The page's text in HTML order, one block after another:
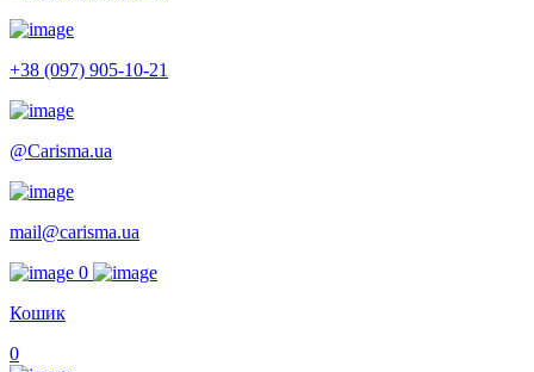
+38 (097) 905-10-21
@Carisma.ua
mail@carisma.ua
0
Кошик
0